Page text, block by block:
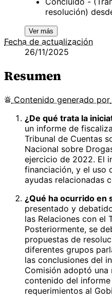
resolución)
Ver más
Fecha de actualización
26/11/2025
Resumen
Contenido generado por
¿De qué trata la
un informe de
Tribunal de Cuentas
Nacional sobre
ejercicio de 2022. El
financiación, y el uso
ayudas relacionadas
¿Qué ha ocurrido en
presentado y
las Relaciones con el
Posteriormente, se
propuestas de
diferentes grupos
las conclusiones del
Comisión adoptó una
contenido del
requerimientos al